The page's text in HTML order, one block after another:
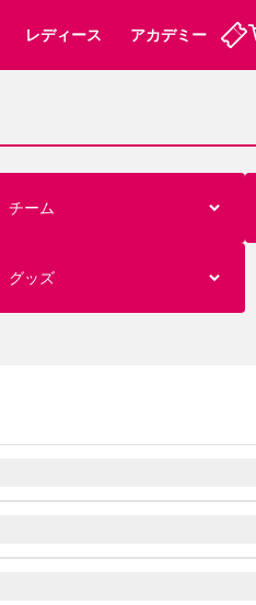
ー
ービス
問
応援商店街
クール
ブ メディア
レディース アカデミー
チーム
グッズ